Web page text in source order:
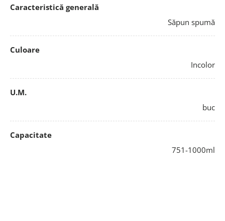
Caracteristică generală
Săpun spumă
Culoare
Incolor
U.M.
buc
Capacitate
751-1000ml